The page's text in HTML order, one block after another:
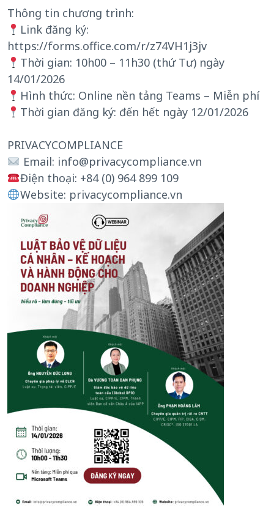
Thông tin chương trình:
Link đăng ký:
https://forms.office.com/r/z74VH1j3jv
Thời gian: 10h00 – 11h30 (thứ Tư) ngày
14/01/2026
Hình thức: Online nền tảng Teams – Miễn phí
Thời gian đăng ký: đến hết ngày 12/01/2026
PRIVACYCOMPLIANCE
Email: info@privacycompliance.vn
Điện thoại: +84 (0) 964 899 109
Website: privacycompliance.vn